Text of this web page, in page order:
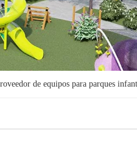
de equipos para parques